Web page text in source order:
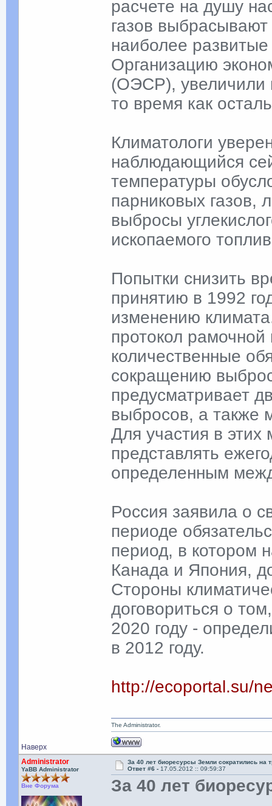
расчете на душу
газов
наиболее
Организацию
(ОЭСР), увеличили
то время как
Климатологи
наблюдающийся
температуры
парниковых газов,
выбросы
ископаемого
Попытки снизить
принятию в 1992
изменению
протокол
количественные
сокращению
предусматривает
выбросов, а также
Для участия в
представлять
определенным
Россия заявила о
периоде
период, в котором
Канада и Япония,
Стороны
договориться о
2020 году -
в 2012 году.
http://ecoportal.su/
Наверх
The Administrator.
Administrator
YaBB Administrator
Вне Форума
За 40 лет биоресурсы Земли сократились на
Ответ #6 - 17.05.2012 :: 09:59:37
За 40 лет